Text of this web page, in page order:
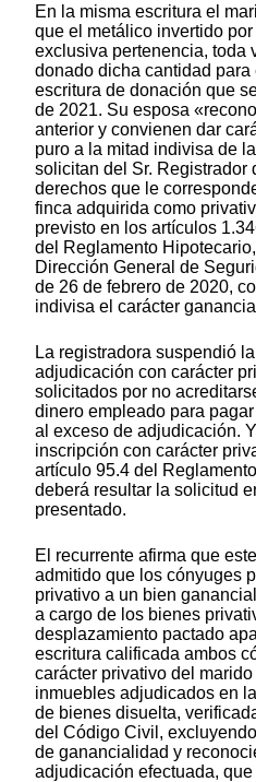
En la misma escritura el
que el metálico invertido
exclusiva pertenencia, toda
donado dicha cantidad
escritura de donación que
de 2021. Su esposa
anterior y convienen dar
puro a la mitad indivisa de
solicitan del Sr.
derechos que le
finca adquirida como
previsto en los artículos
del Reglamento
Dirección General de
de 26 de febrero de 2020,
indivisa el carácter
La registradora suspendió
adjudicación con carácter
solicitados por no
dinero empleado para
al exceso de adjudicación.
inscripción con carácter
artículo 95.4 del
deberá resultar la solicitud
presentado.
El recurrente afirma que
admitido que los cónyuges
privativo a un bien
a cargo de los bienes
desplazamiento pactado
escritura calificada ambos
carácter privativo del
inmuebles adjudicados en
de bienes disuelta,
del Código Civil,
de ganancialidad y
adjudicación efectuada,